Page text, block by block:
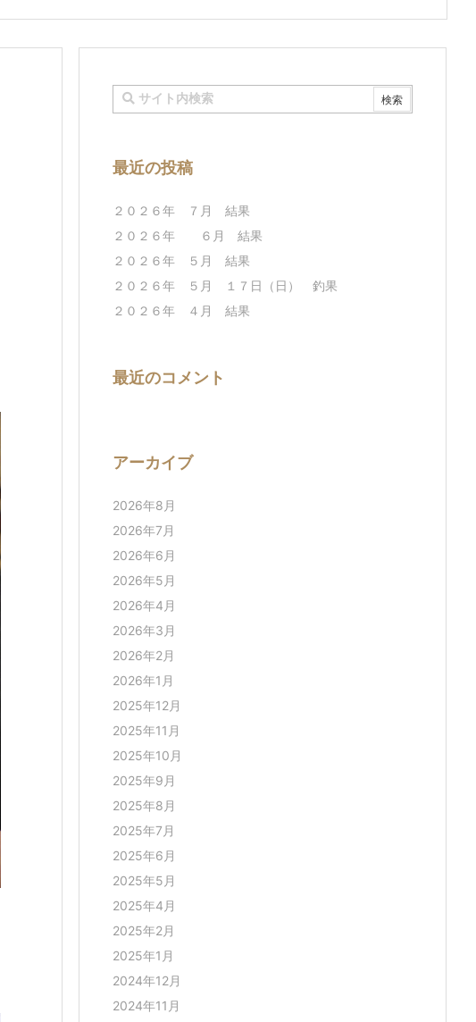
最近の投稿
２０２６年 ７月 結果
２０２６年 ６月 結果
２０２６年 ５月 結果
２０２６年 ５月 １７日（日） 釣果
２０２６年 ４月 結果
最近のコメント
アーカイブ
2026年8月
2026年7月
2026年6月
2026年5月
2026年4月
2026年3月
2026年2月
2026年1月
2025年12月
2025年11月
2025年10月
2025年9月
2025年8月
2025年7月
2025年6月
2025年5月
2025年4月
2025年2月
2025年1月
2024年12月
2024年11月